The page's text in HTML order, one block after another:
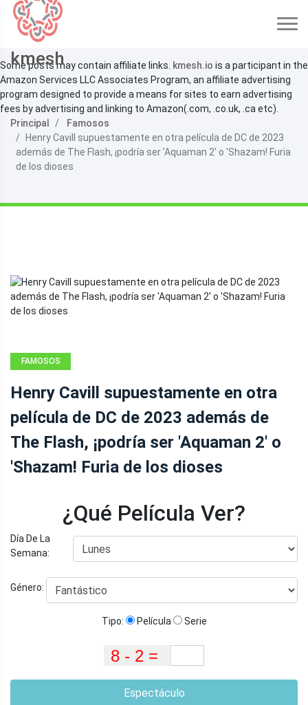
kmesh
Some posts may contain affiliate links. kmesh.io is a participant in the
Amazon Services LLC Associates Program, an affiliate advertising
program designed to provide a means for sites to earn advertising
fees by advertising and linking to Amazon(.com, .co.uk, .ca etc).
Principal
Famosos
Henry Cavill supuestamente en otra película de DC de 2023
además de The Flash, ¡podría ser 'Aquaman 2' o 'Shazam! Furia
de los dioses
FAMOSOS
Henry Cavill supuestamente en otra
película de DC de 2023 además de
The Flash, ¡podría ser 'Aquaman 2' o
'Shazam! Furia de los dioses
¿Qué Película Ver?
Día De La
Semana:
Género:
Tipo: Película Serie
Espectáculo